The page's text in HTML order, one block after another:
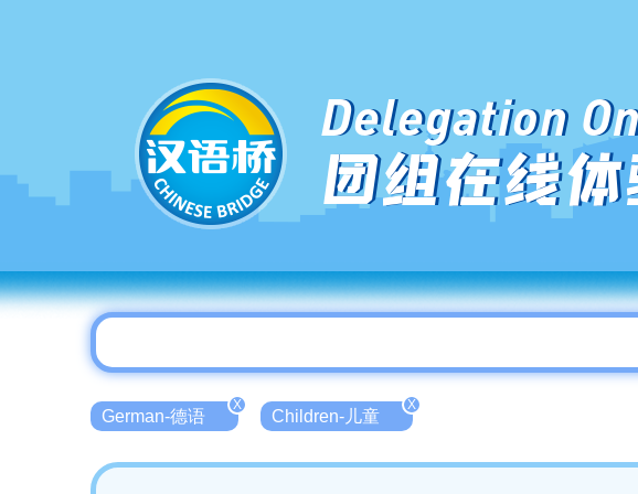
Delegation
团组在线
German-德语
X
Children-儿童
X